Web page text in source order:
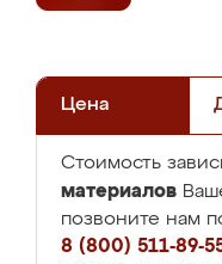
Цена
Стоимость
материалов
позвоните нам
8 (800) 511-89-